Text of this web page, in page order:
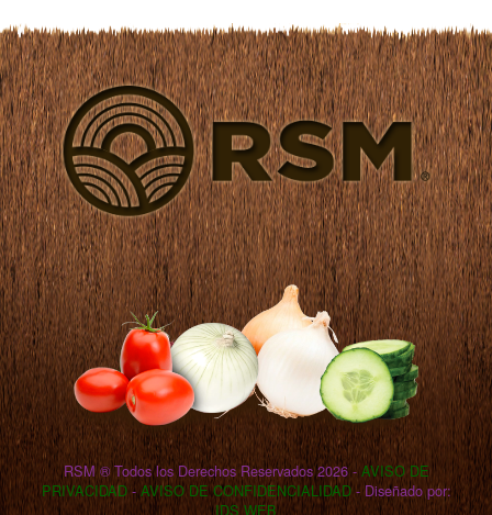
RSM ® Todos los Derechos Reservados 2026 -AVISO DE
PRIVACIDAD-AVISO DE CONFIDENCIALIDAD- Diseñado por:
IDS WEB